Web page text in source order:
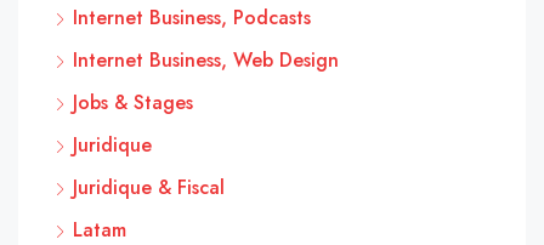
Internet Business, Podcasts
Internet Business, Web Design
Jobs & Stages
Juridique
Juridique & Fiscal
Latam